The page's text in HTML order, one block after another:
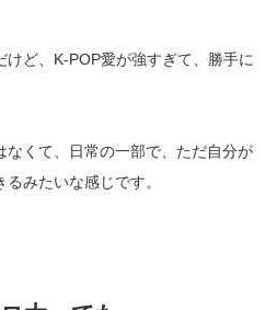
ど、 K-POP愛が強すぎて、勝手に
なくて、日常の一部で、ただ自分が
みたいな感じです。